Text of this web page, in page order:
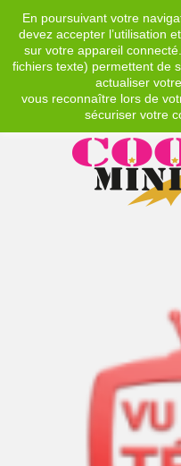
En poursuivant votre
devez accepter l’utilisation
sur votre appareil
fichiers texte) permettent de
actualiser
vous reconnaître lors de
sécuriser votre
EUR